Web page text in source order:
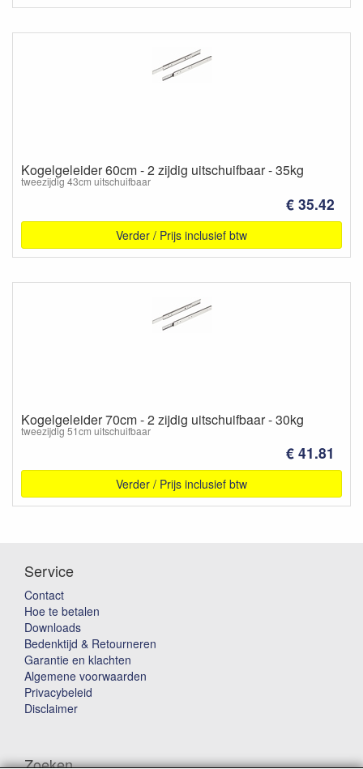
Kogelgeleider 60cm - 2 zijdig uitschuifbaar - 35kg
tweezijdig 43cm uitschuifbaar
€ 35.42
Verder / Prijs inclusief btw
Kogelgeleider 70cm - 2 zijdig uitschuifbaar - 30kg
tweezijdig 51cm uitschuifbaar
€ 41.81
Verder / Prijs inclusief btw
Service
Contact
Hoe te betalen
Downloads
Bedenktijd & Retourneren
Garantie en klachten
Algemene voorwaarden
Privacybeleid
Disclaimer
Zoeken